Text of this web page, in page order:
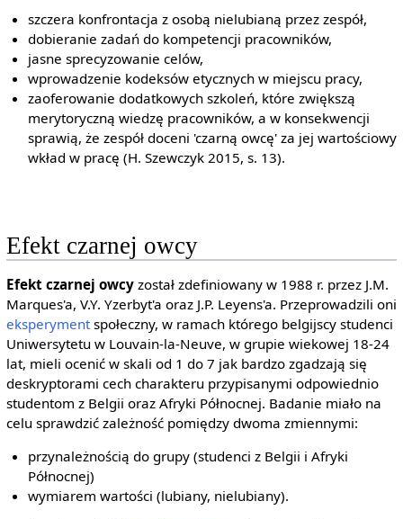
szczera konfrontacja z osobą nielubianą przez zespół,
dobieranie zadań do kompetencji pracowników,
jasne sprecyzowanie celów,
wprowadzenie kodeksów etycznych w miejscu pracy,
zaoferowanie dodatkowych szkoleń, które zwiększą
merytoryczną wiedzę pracowników, a w konsekwencji
sprawią, że zespół doceni 'czarną owcę' za jej wartościowy
wkład w pracę (H. Szewczyk 2015, s. 13).
Efekt czarnej owcy
Efekt czarnej owcyzostał zdefiniowany w 1988 r. przez J.M.
Marques'a, V.Y. Yzerbyt'a oraz J.P. Leyens'a. Przeprowadzili oni
eksperymentspołeczny, w ramach którego belgijscy studenci
Uniwersytetu w Louvain-la-Neuve, w grupie wiekowej 18-24
lat, mieli ocenić w skali od 1 do 7 jak bardzo zgadzają się
deskryptorami cech charakteru przypisanymi odpowiednio
studentom z Belgii oraz Afryki Północnej. Badanie miało na
celu sprawdzić zależność pomiędzy dwoma zmiennymi:
przynależnością do grupy (studenci z Belgii i Afryki
Północnej)
wymiarem wartości (lubiany, nielubiany).